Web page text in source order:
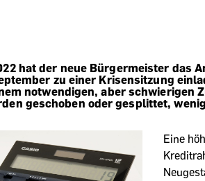
hat der neue Bürgermeister das
zu einer Krisensitzung
notwendigen, aber schwierigen
geschoben oder gesplittet,
Eine